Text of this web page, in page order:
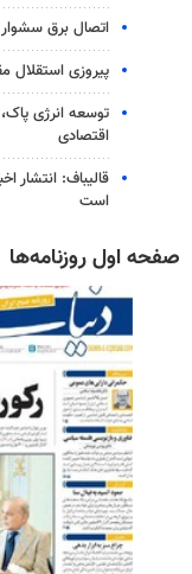
اتصال برق
پیروزی استقلال
توسعه انرژی
اقتصادی
قالیباف:
است
صفحه اول روزنامه‌ها